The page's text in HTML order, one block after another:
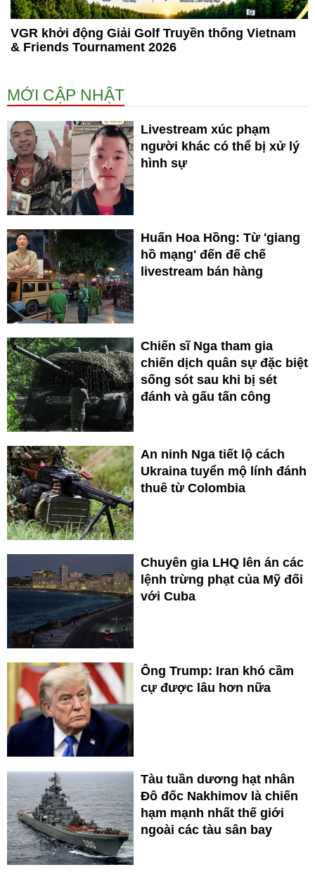
VGR khởi động Giải Golf Truyền thống Vietnam
& Friends Tournament 2026
MỚI CẬP NHẬT
Livestream xúc phạm
người khác có thể bị xử lý
hình sự
Huấn Hoa Hồng: Từ 'giang
hồ mạng' đến đế chế
livestream bán hàng
Chiến sĩ Nga tham gia
chiến dịch quân sự đặc biệt
sống sót sau khi bị sét
đánh và gấu tấn công
An ninh Nga tiết lộ cách
Ukraina tuyển mộ lính đánh
thuê từ Colombia
Chuyên gia LHQ lên án các
lệnh trừng phạt của Mỹ đối
với Cuba
Ông Trump: Iran khó cầm
cự được lâu hơn nữa
Tàu tuần dương hạt nhân
Đô đốc Nakhimov là chiến
hạm mạnh nhất thế giới
ngoài các tàu sân bay